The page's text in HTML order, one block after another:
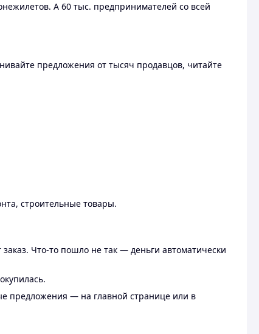
А 60 тыс. предпринимателей со всей
предложения от тысяч продавцов, читайте
строительные товары.
Что-то пошло не так — деньги автоматически
предложения — на главной странице или в